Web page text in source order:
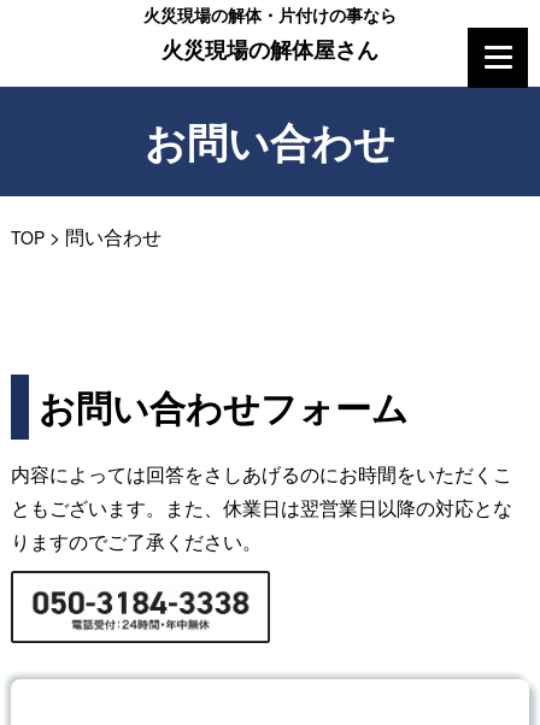
火災現場の解体・片付けの事なら
火災現場の解体屋さん
お問い合わせ
TOP> 問い合わせ
お問い合わせフォーム
内容によっては回答をさしあげるのにお時間をいただくこ
ともございます。また、休業日は翌営業日以降の対応とな
りますのでご了承ください。